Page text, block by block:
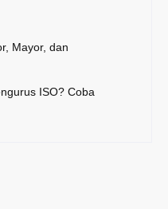
Mayor, dan
ISO? Coba